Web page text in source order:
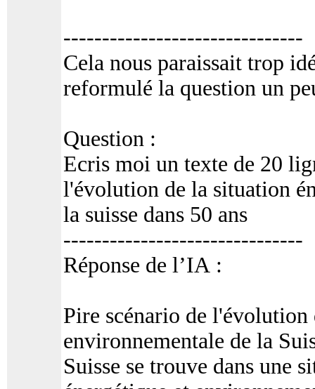
-------------------------------
Cela nous paraissait trop
reformulé la question un
Question :
Ecris moi un texte de 20
l'évolution de la situation
la suisse dans 50 ans
-------------------------------
Réponse de l’IA :
Pire scénario de
environnementale de la
Suisse se trouve dans une